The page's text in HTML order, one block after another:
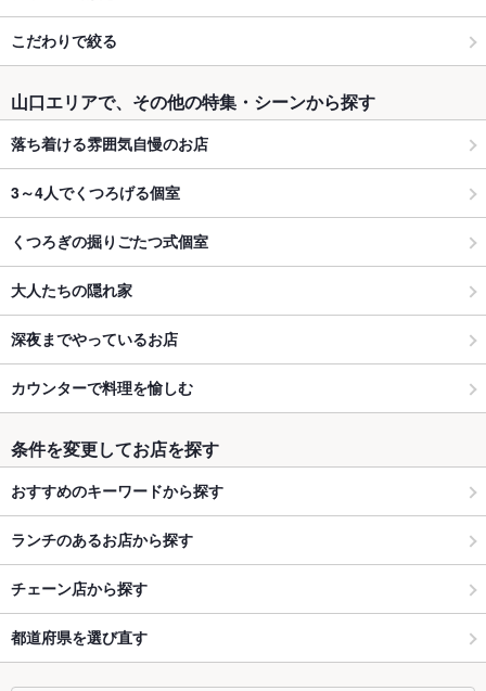
こだわりで絞る
山口エリアで、その他の特集・シーンから探す
落ち着ける雰囲気自慢のお店
3～4人でくつろげる個室
くつろぎの掘りごたつ式個室
大人たちの隠れ家
深夜までやっているお店
カウンターで料理を愉しむ
条件を変更してお店を探す
おすすめのキーワードから探す
ランチのあるお店から探す
チェーン店から探す
都道府県を選び直す